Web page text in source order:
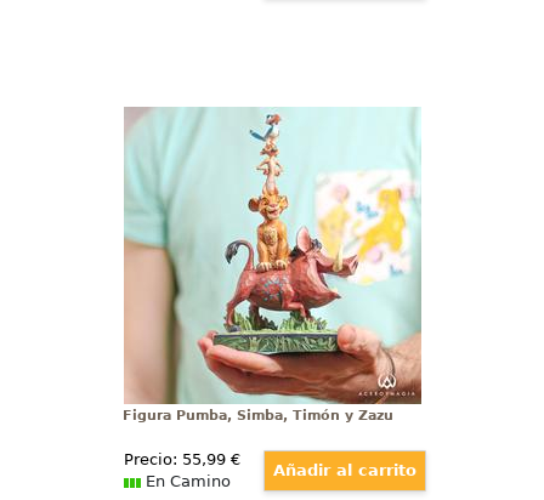
Figura Pumba, Simba, Timón y
Figura de Pumba, Simba, Timón y
Zazu basados en el Clásico de El
Rey León (The Lion King), Jim
Shore ha elaborado esta figura
tiene una altura aproximada de
20 cm., en donde se ha mezclado
la magia de las figuras de Walt
Disney
Figura Pumba, Simba, Timón y Zazu
Precio: 55,99€
En Camino